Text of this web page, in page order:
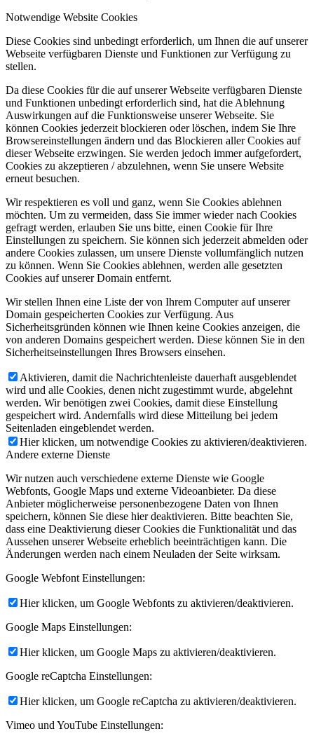
Notwendige Website Cookies
Diese Cookies sind unbedingt erforderlich, um Ihnen die auf unserer
Webseite verfügbaren Dienste und Funktionen zur Verfügung zu
stellen.
Da diese Cookies für die auf unserer Webseite verfügbaren Dienste
und Funktionen unbedingt erforderlich sind, hat die Ablehnung
Auswirkungen auf die Funktionsweise unserer Webseite. Sie
können Cookies jederzeit blockieren oder löschen, indem Sie Ihre
Browsereinstellungen ändern und das Blockieren aller Cookies auf
dieser Webseite erzwingen. Sie werden jedoch immer aufgefordert,
Cookies zu akzeptieren / abzulehnen, wenn Sie unsere Website
erneut besuchen.
Wir respektieren es voll und ganz, wenn Sie Cookies ablehnen
möchten. Um zu vermeiden, dass Sie immer wieder nach Cookies
gefragt werden, erlauben Sie uns bitte, einen Cookie für Ihre
Einstellungen zu speichern. Sie können sich jederzeit abmelden oder
andere Cookies zulassen, um unsere Dienste vollumfänglich nutzen
zu können. Wenn Sie Cookies ablehnen, werden alle gesetzten
Cookies auf unserer Domain entfernt.
Wir stellen Ihnen eine Liste der von Ihrem Computer auf unserer
Domain gespeicherten Cookies zur Verfügung. Aus
Sicherheitsgründen können wie Ihnen keine Cookies anzeigen, die
von anderen Domains gespeichert werden. Diese können Sie in den
Sicherheitseinstellungen Ihres Browsers einsehen.
Aktivieren, damit die Nachrichtenleiste dauerhaft ausgeblendet
wird und alle Cookies, denen nicht zugestimmt wurde, abgelehnt
werden. Wir benötigen zwei Cookies, damit diese Einstellung
gespeichert wird. Andernfalls wird diese Mitteilung bei jedem
Seitenladen eingeblendet werden.
Hier klicken, um notwendige Cookies zu aktivieren/deaktivieren.
Andere externe Dienste
Wir nutzen auch verschiedene externe Dienste wie Google
Webfonts, Google Maps und externe Videoanbieter. Da diese
Anbieter möglicherweise personenbezogene Daten von Ihnen
speichern, können Sie diese hier deaktivieren. Bitte beachten Sie,
dass eine Deaktivierung dieser Cookies die Funktionalität und das
Aussehen unserer Webseite erheblich beeinträchtigen kann. Die
Änderungen werden nach einem Neuladen der Seite wirksam.
Google Webfont Einstellungen:
Hier klicken, um Google Webfonts zu aktivieren/deaktivieren.
Google Maps Einstellungen:
Hier klicken, um Google Maps zu aktivieren/deaktivieren.
Google reCaptcha Einstellungen:
Hier klicken, um Google reCaptcha zu aktivieren/deaktivieren.
Vimeo und YouTube Einstellungen: